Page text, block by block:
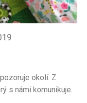
okolí. Z
s námi komunikuje.